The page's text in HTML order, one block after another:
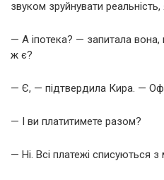
звуком зруйнувати
— А іпотека? — запитала
ж є?
— Є, — підтвердила Кира. —
— І ви платитимете разом?
— Ні. Всі платежі списуються з